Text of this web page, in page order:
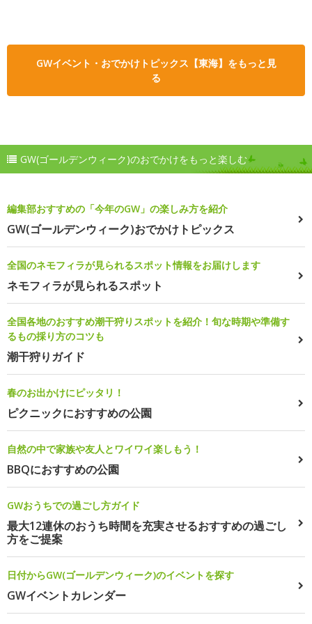
GWイベント・おでかけトピックス【東海】をもっと見
る
GW(ゴールデンウィーク)のおでかけをもっと楽しむ
編集部おすすめの「今年のGW」の楽しみ方を紹介
GW(ゴールデンウィーク)おでかけトピックス
全国のネモフィラが見られるスポット情報をお届けします
ネモフィラが見られるスポット
全国各地のおすすめ潮干狩りスポットを紹介！旬な時期や準備す
るもの採り方のコツも
潮干狩りガイド
春のお出かけにピッタリ！
ピクニックにおすすめの公園
自然の中で家族や友人とワイワイ楽しもう！
BBQにおすすめの公園
GWおうちでの過ごし方ガイド
最大12連休のおうち時間を充実させるおすすめの過ごし
方をご提案
日付からGW(ゴールデンウィーク)のイベントを探す
GWイベントカレンダー